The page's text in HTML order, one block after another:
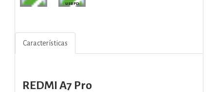
USB PD
Características
REDMI A7 Pro